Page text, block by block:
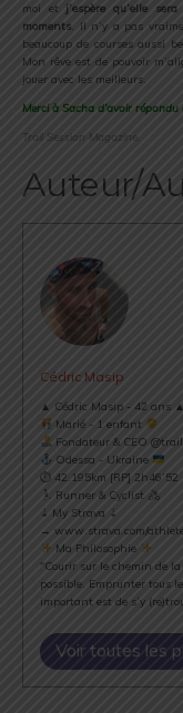
moi et j’espère qu’elle
moments. Il n’y a pas
beaucoup de courses aussi
Mon rêve est de pouvoir
jouer avec les meilleurs.
Merci à Sacha d’avoir
Trail Session Magazine.
Auteur/
Cédric Masip
▲ Cédric Masip - 42 ans ▲
Marié - 1 enfant
Fondateur & CEO
Odessa - Ukraine
⏱ 42.195km [RP] 2h46’52
Runner & Cyclist
⇣ My Strava ⇣
→ www.strava.com/
Ma Philosophie
"Courir sur le chemin de
possible. Emprunter tous
important est de s’y
Voir toutes les